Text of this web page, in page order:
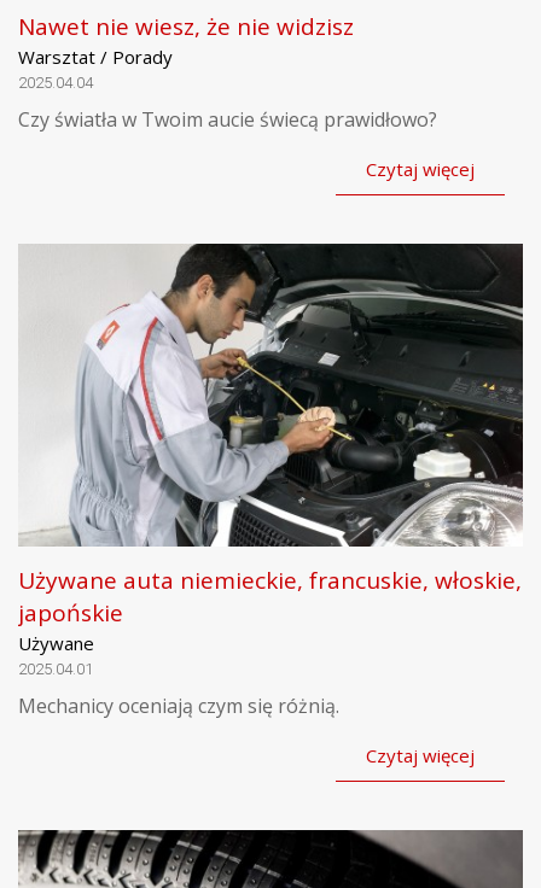
Nawet nie wiesz, że nie widzisz
Warsztat / Porady
2025.04.04
Czy światła w Twoim aucie świecą prawidłowo?
Czytaj więcej
Używane auta niemieckie, francuskie, włoskie,
japońskie
Używane
2025.04.01
Mechanicy oceniają czym się różnią.
Czytaj więcej